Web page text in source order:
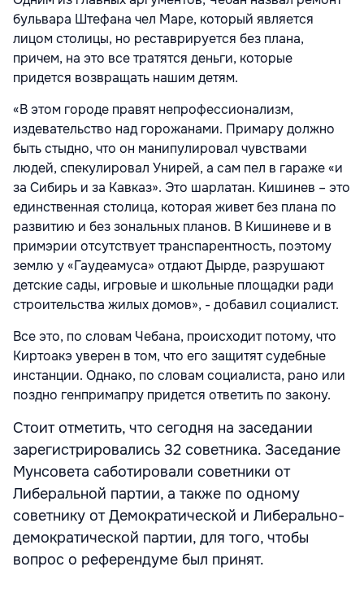
бульвара Штефана чел Маре, который является
лицом столицы, но реставрируется без плана,
причем, на это все тратятся деньги, которые
придется возвращать нашим детям.
«В этом городе правят непрофессионализм,
издевательство над горожанами. Примару должно
быть стыдно, что он манипулировал чувствами
людей, спекулировал Унирей, а сам пел в гараже «и
за Сибирь и за Кавказ». Это шарлатан. Кишинев – это
единственная столица, которая живет без плана по
развитию и без зональных планов. В Кишиневе и в
примэрии отсутствует транспарентность, поэтому
землю у «Гаудеамуса» отдают Дырде, разрушают
детские сады, игровые и школьные площадки ради
строительства жилых домов», - добавил социалист.
Все это, по словам Чебана, происходит потому, что
Киртоакэ уверен в том, что его защитят судебные
инстанции. Однако, по словам социалиста, рано или
поздно генпримапру придется ответить по закону.
Стоит отметить, что сегодня на заседании
зарегистрировались 32 советника. Заседание
Мунсовета саботировали советники от
Либеральной партии, а также по одному
советнику от Демократической и Либерально-
демократической партии, для того, чтобы
вопрос о референдуме был принят.